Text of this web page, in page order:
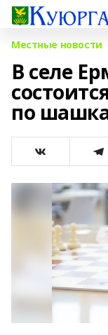
Местные новости
В селе
по